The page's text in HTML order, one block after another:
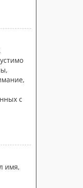
с
имя,